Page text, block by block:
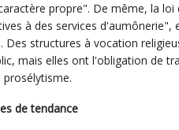
propre". De même, la
à des services
Des structures à vocation
mais elles ont l'obligation de
de tendance